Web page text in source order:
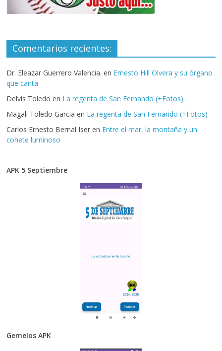
Comentarios recientes:
Dr. Eleazar Guerrero Valencia. en Ernesto Hill Olvera y su órgano
que canta
Delvis Toledo en La regenta de San Fernando (+Fotos)
Magali Toledo Garcia en La regenta de San Fernando (+Fotos)
Carlos Ernesto Bernal Iser en Entre el mar, la montaña y un
cohete luminoso
APK 5 Septiembre
Gemelos APK